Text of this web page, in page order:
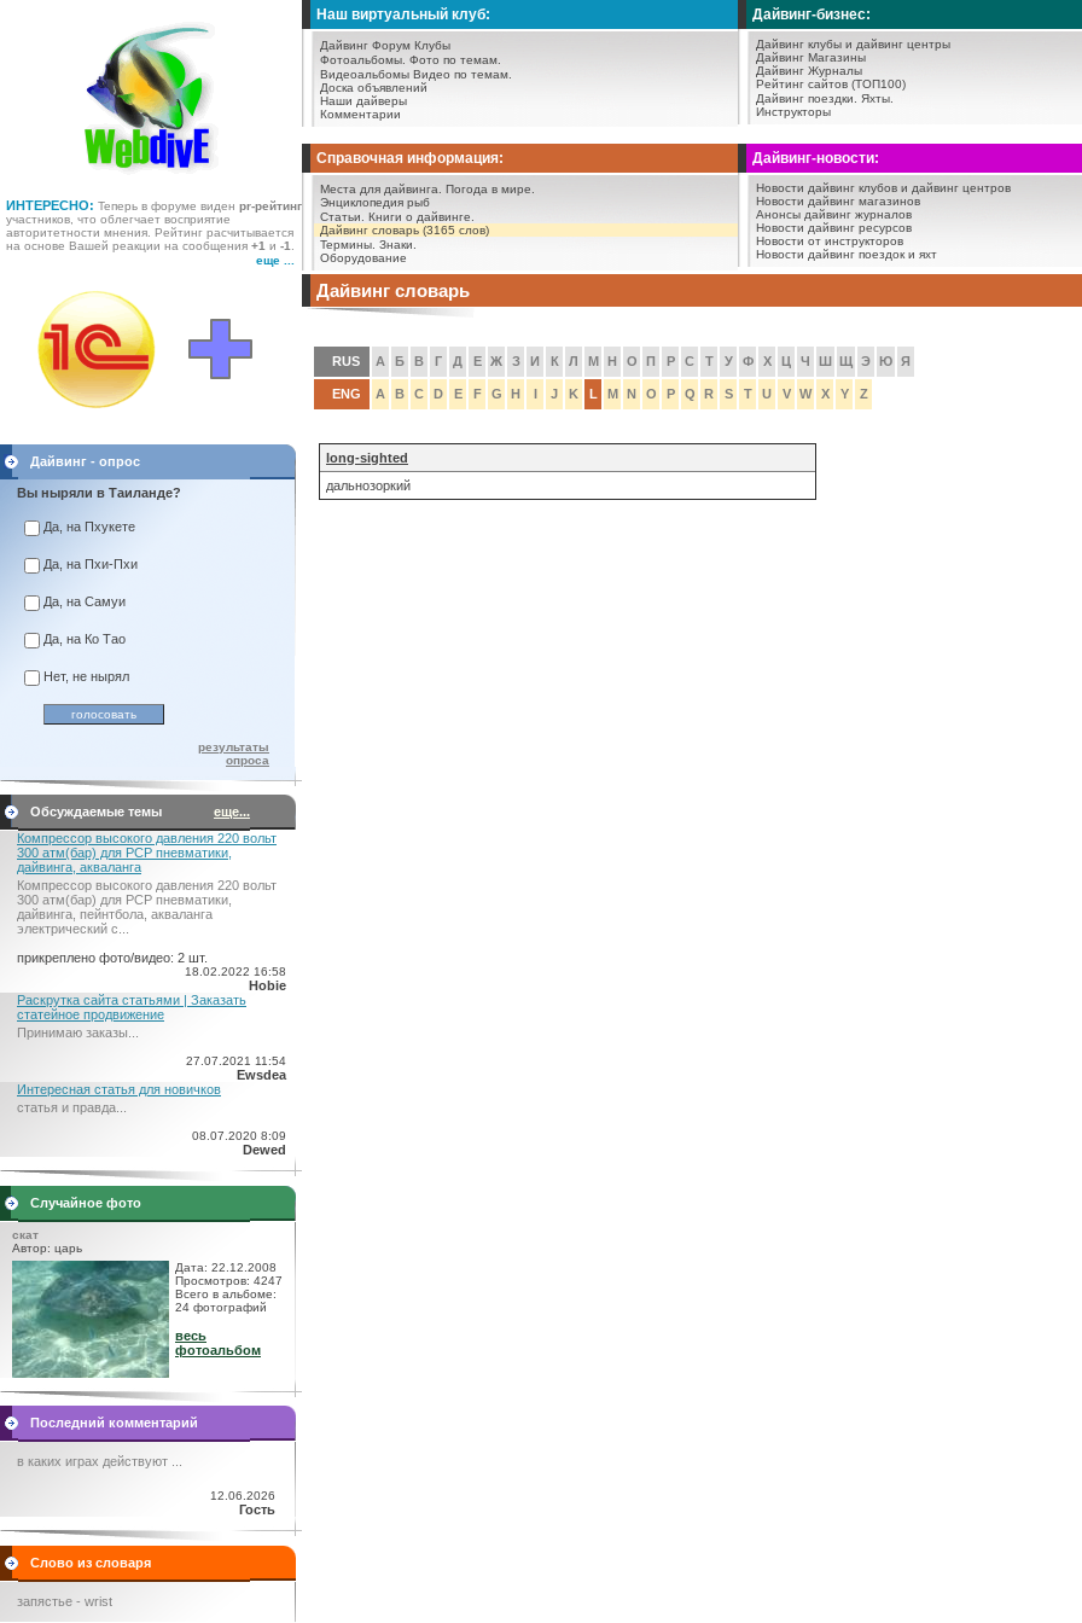
ИНТЕРЕСНО: Теперь в форуме виден pr-рейтинг
участников, что облегчает восприятие
авторитетности мнения. Рейтинг расчитывается
на основе Вашей реакции на сообщения +1 и -1
еще ...
Наш виртуальный клуб:
Дайвинг Форум Клубы
Фотоальбомы. Фото по темам.
Видеоальбомы Видео по темам.
Доска объявлений
Наши дайверы
Комментарии
Дайвинг-бизнес:
Дайвинг клубы и дайвинг центры
Дайвинг Магазины
Дайвинг Журналы
Рейтинг сайтов (ТОП100)
Дайвинг поездки.
Яхты.
Инструкторы
Справочная информация:
Места для дайвинга.
Погода в мире.
Энциклопедия рыб
Статьи.
Книги о дайвинге.
Дайвинг словарь (3165 слов)
Термины. Знаки.
Оборудование
Дайвинг-новости:
Новости дайвинг клубов и дайвинг центров
Новости дайвинг магазинов
Анонсы дайвинг журналов
Новости дайвинг ресурсов
Новости от инструкторов
Новости дайвинг поездок и яхт
Дайвинг - опрос
Вы ныряли в Таиланде?
Да, на Пхукете
Да, на Пхи-Пхи
Да, на Самуи
Да, на Ко Тао
Нет, не нырял
результаты
опроса
Обсуждаемые темы
еще...
Компрессор высокого давления 220 вольт
300 атм(бар) для PCP пневматики,
дайвинга, акваланга
Компрессор высокого давления 220 вольт
300 атм(бар) для PCP пневматики,
дайвинга, пейнтбола, акваланга
электрический c...
прикреплено фото/видео: 2 шт.
18.02.2022 16:58
Hobie
Раскрутка сайта статьями | Заказать
статейное продвижение
Принимаю заказы...
27.07.2021 11:54
Ewsdea
Интересная статья для новичков
статья и правда...
08.07.2020 8:09
Dewed
Случайное фото
скат
Автор: царь
Дата: 22.12.2008
Просмотров: 4247
Всего в альбоме:
24 фотографий
весь
фотоальбом
Последний комментарий
в каких играх действуют ...
12.06.2026
Гость
Слово из словаря
запястье - wrist
Дайвинг словарь
RUS А Б В Г Д Е Ж З И К Л М Н О П Р С Т У Ф Х Ц Ч Ш Щ Э Ю Я
ENG A B C D E F G H I J K L M N O P Q R S T U V W X Y Z
long-sighted
дальнозоркий